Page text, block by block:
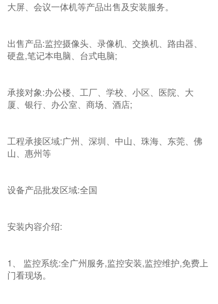
大屏、会议一体机等产品出售及安装服务。
出售产品:监控摄像头、录像机、交换机、路由器、
硬盘,笔记本电脑、台式电脑;
承接对象:办公楼、工厂、学校、小区、医院、大
厦、银行、办公室、商场、酒店;
工程承接区域:广州、深圳、中山、珠海、东莞、佛
山、惠州等
设备产品批发区域:全国
安装内容介绍:
1、 监控系统:全广州服务,监控安装,监控维护,免费上
门看现场。